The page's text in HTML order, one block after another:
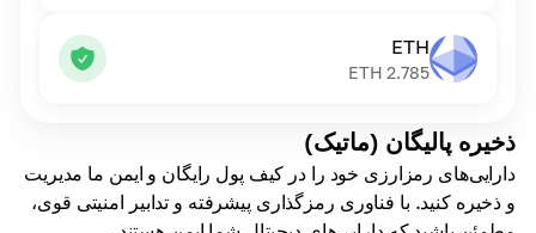
ذخیره پالیگان (ماتیک)
دارایی‌های رمزارزی خود را در کیف پول رایگان و ایمن ما مدیریت
و ذخیره کنید. با فناوری رمزگذاری پیشرفته و تدابیر امنیتی قوی،
ETH
2.785
ETH